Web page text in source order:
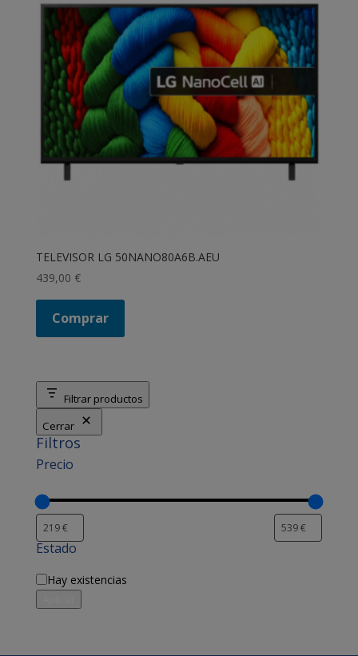
TELEVISOR LG 50NANO80A6B.AEU
439,00 €
Comprar
Filtrar productos
Cerrar
Filtros
Precio
Estado
Disponibilidad
Hay existencias